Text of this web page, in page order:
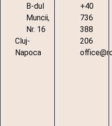
B-dul
Muncii,
Nr. 16
Cluj-
Napoca
+40
736
388
206